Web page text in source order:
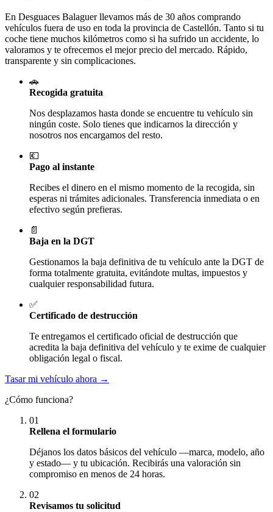
En Desguaces Balaguerllevamos más de 30 años comprando
vehículos fuera de uso en toda la provincia de Castellón. Tanto si tu
coche tiene muchos kilómetros como si ha sufrido un accidente, lo
valoramos y te ofrecemos el mejor precio del mercado. Rápido,
transparente y sin complicaciones.
🚗
Recogida gratuita
Nos desplazamos hasta donde se encuentre tu vehículo sin
ningún coste. Solo tienes que indicarnos la dirección y
nosotros nos encargamos del resto.
💶
Pago al instante
Recibes el dinero en el mismo momento de la recogida, sin
esperas ni trámites adicionales. Transferencia inmediata o en
efectivo según prefieras.
📄
Baja en la DGT
Gestionamos la baja definitiva de tu vehículo ante la DGT de
forma totalmente gratuita, evitándote multas, impuestos y
cualquier responsabilidad futura.
✅
Certificado de destrucción
Te entregamos el certificado oficial de destrucción que
acredita la baja definitiva del vehículo y te exime de cualquier
obligación legal o fiscal.
Tasar mi vehículo ahora →
¿Cómo funciona?
01
Rellena el formulario
Déjanos los datos básicos del vehículo —marca, modelo, año
y estado— y tu ubicación. Recibirás una valoración sin
compromiso en menos de 24 horas.
02
Revisamos tu solicitud